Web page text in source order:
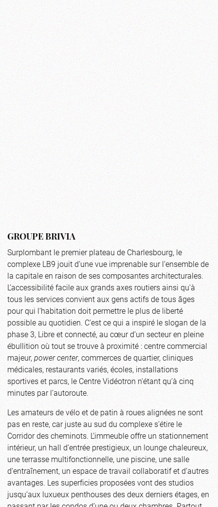
GROUPE BRIVIA
Surplombant le premier plateau de Charlesbourg, le
complexe LB9 jouit d’une vue imprenable sur l’ensemble de
la capitale en raison de ses composantes architecturales.
L’accessibilité facile aux grands axes routiers ainsi qu’à
tous les services convient aux gens actifs de tous âges
pour qui l’habitation doit permettre le plus de liberté
possible au quotidien. C’est ce qui a inspiré le slogan de la
phase 3, Libre et connecté, au cœur d’un secteur en pleine
ébullition où tout se trouve à proximité : centre commercial
majeur,power center, commerces de quartier, cliniques
médicales, restaurants variés, écoles, installations
sportives et parcs, le Centre Vidéotron n’étant qu’à cinq
minutes par l’autoroute.
Les amateurs de vélo et de patin à roues alignées ne sont
pas en reste, car juste au sud du complexe s’étire le
Corridor des cheminots. L’immeuble offre un stationnement
intérieur, un hall d’entrée prestigieux, un lounge chaleureux,
une terrasse multifonctionnelle, une piscine, une salle
d’entraînement, un espace de travail collaboratif et d’autres
avantages. Les superficies proposées vont des studios
jusqu’aux luxueux penthouses des deux derniers étages, en